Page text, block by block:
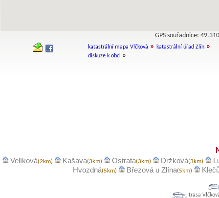
GPS souřadnice:
katastrální mapa Vlčková » katastrální úřad Zlín »
diskuze k obci »
Velíková(2km) Kašava(3km) Ostrata(3km) Držková(3km)
Hvozdná(5km) Březová u Zlína(5km)
trasa